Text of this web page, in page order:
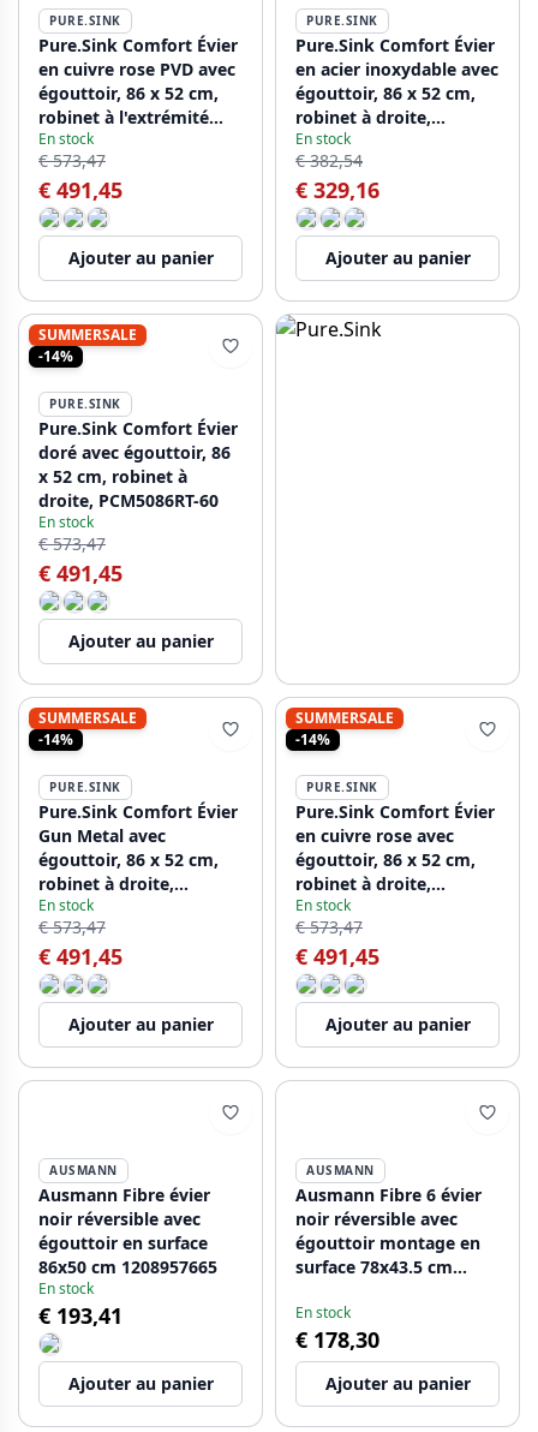
PURE.SINK
Pure.Sink Comfort Évier
en cuivre rose PVD avec
égouttoir, 86 x 52 cm,
robinet à l'extrémité
gauche, PCM5086LT-62
En stock
€ 573,47
€ 491,45
Ajouter au panier
PURE.SINK
Pure.Sink Comfort Évier
en acier inoxydable avec
égouttoir, 86 x 52 cm,
robinet à droite,
PCM5086RT-02
En stock
€ 382,54
€ 329,16
Ajouter au panier
SUMMERSALE
-14%
PURE.SINK
Pure.Sink Comfort Évier
doré avec égouttoir, 86
x 52 cm, robinet à
droite, PCM5086RT-60
En stock
€ 573,47
€ 491,45
Ajouter au panier
SUMMERSALE
-14%
PURE.SINK
Pure.Sink Comfort Évier
Gun Metal avec
égouttoir, 86 x 52 cm,
robinet à droite,
PCM5086RT-61
En stock
€ 573,47
€ 491,45
Ajouter au panier
SUMMERSALE
-14%
PURE.SINK
Pure.Sink Comfort Évier
en cuivre rose avec
égouttoir, 86 x 52 cm,
robinet à droite,
PEX5086RT-62
En stock
€ 573,47
€ 491,45
Ajouter au panier
AUSMANN
Ausmann Fibre évier
noir réversible avec
égouttoir en surface
86x50 cm 1208957665
En stock
€ 193,41
Ajouter au panier
AUSMANN
Ausmann Fibre 6 évier
noir réversible avec
égouttoir montage en
surface 78x43.5 cm
En stock
€ 178,30
Ajouter au panier